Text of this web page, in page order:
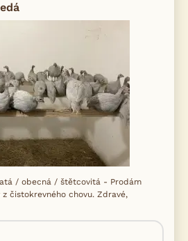
/ obecná / štětcovitá - Prodám
čistokrevného chovu. Zdravé,